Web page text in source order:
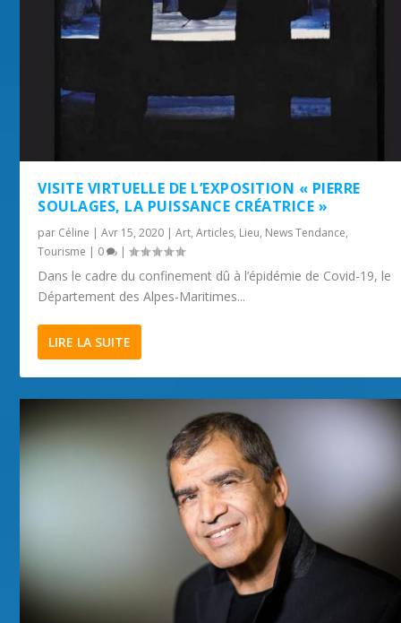
VISITE VIRTUELLE DE L’EXPOSITION « PIERRE
SOULAGES, LA PUISSANCE CRÉATRICE »
par Céline |Avr 15, 2020 |Art,Articles, Lieu, News Tendance,
Tourisme | 0 |
Dans le cadre du confinement dû à l’épidémie de Covid-19, le
Département des Alpes-Maritimes...
LIRE LA SUITE